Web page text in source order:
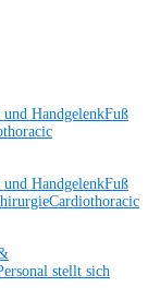
und HandgelenkFuß
und HandgelenkFuß
Cardiothoracic
stellt sich